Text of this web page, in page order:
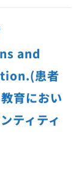
and
患者
育におい
ティティ